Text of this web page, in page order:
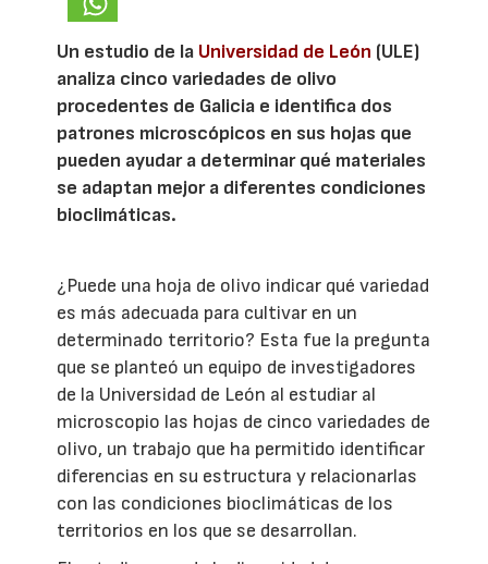
Un estudio de la Universidad de León (ULE)
analiza cinco variedades de olivo
procedentes de Galicia e identifica dos
patrones microscópicos en sus hojas que
pueden ayudar a determinar qué materiales
se adaptan mejor a diferentes condiciones
bioclimáticas.
¿Puede una hoja de olivo indicar qué variedad
es más adecuada para cultivar en un
determinado territorio? Esta fue la pregunta
que se planteó un equipo de investigadores
de la Universidad de León al estudiar al
microscopio las hojas de cinco variedades de
olivo, un trabajo que ha permitido identificar
diferencias en su estructura y relacionarlas
con las condiciones bioclimáticas de los
territorios en los que se desarrollan.